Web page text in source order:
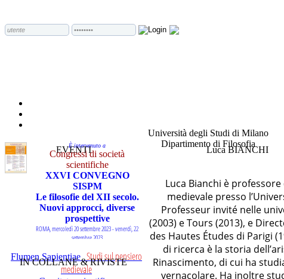
EVENTI
È intervenuto a
Congressi di società
scientifiche
XXVI CONVEGNO
SISPM
Le filosofie del XII secolo.
Nuovi approcci, diverse
prospettive
ROMA, mercoledì 20 settembre 2023 - venerdì, 22
settembre 2023
È intervenuto a
Congressi di società
scientifiche
IN COLLANE & RIVISTE
Flumen SapientiaeStudi sul pensiero
medievale
Luca BIANCHI
Università degli Studi di Milano
Dipartimento di Filosofia
Luca Bianchi è
medievale presso
Professeur invité nelle
(2003) e Tours (2013), e
des Hautes Études di Parigi
di ricerca è la storia
Rinascimento, di cui ha
vernacolare. Ha inoltre